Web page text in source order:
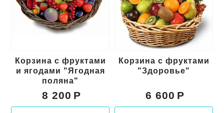
Корзина с фруктами
и ягодами "Ягодная
поляна"
8 200
Корзина с фруктами
"Здоровье"
6 600